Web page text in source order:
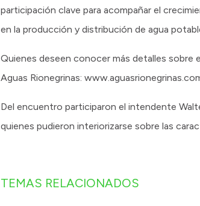
participación clave para acompañar el
en la producción y distribución de agua
Quienes deseen conocer más detalles sobre
Aguas Rionegrinas:
Del encuentro participaron el intendente
quienes pudieron interiorizarse sobre las
TEMAS RELACIONADOS